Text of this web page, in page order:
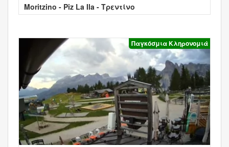
Moritzino - Piz La Ila - Τρεντίνο
Παγκόσμια Κληρονομιά